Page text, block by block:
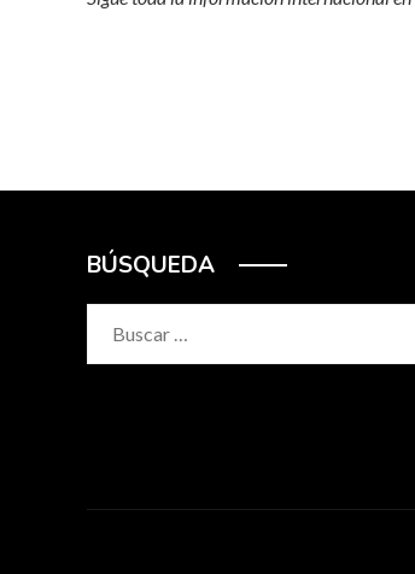
BÚSQUEDA